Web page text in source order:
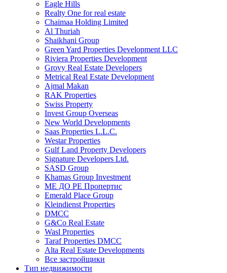
Eagle Hills
Realty One for real estate
Chaimaa Holding Limited
Al Thuriah
Shaikhani Group
Green Yard Properties Development LLC
Riviera Properties Development
Grovy Real Estate Developers
Metrical Real Estate Development
Ajmal Makan
RAK Properties
Swiss Property
Invest Group Overseas
New World Developments
Saas Properties L.L.C.
Westar Properties
Gulf Land Property Developers
Signature Developers Ltd.
SASD Group
Khamas Group Investment
МЕ ДО РЕ Пропертис
Emerald Place Group
Kleindienst Properties
DMCC
G&Co Real Estate
Wasl Properties
Taraf Properties DMCC
Alta Real Estate Developments
Все застройщики
Тип недвижимости